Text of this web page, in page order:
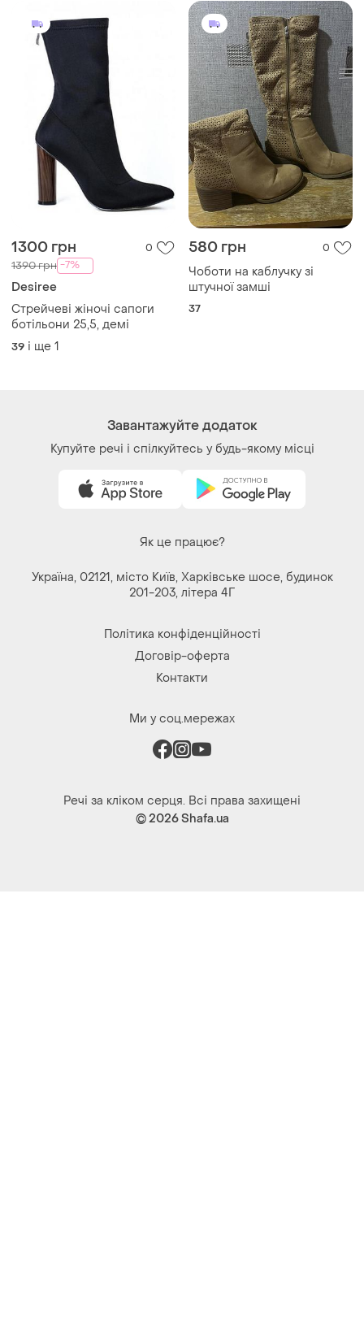
1300 грн
1390 грн -7%
Desiree
ботільони 25,5, демі
39 і ще 1
580 грн 0
Чоботи на каблучку зі
штучної замші
37
Як це працює?
Україна, 02121, місто Київ, Харківське шосе, будинок
Політика конфіденційності
Договір-оферта
Контакти
Ми у соц.мережах
Речі за кліком серця. Всі права захищені